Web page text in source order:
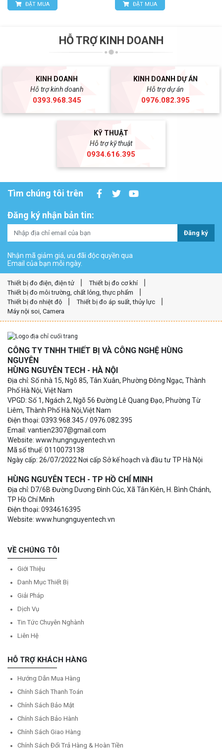
ĐẶT MUA ĐẶT MUA
HỖ TRỢ KINH DOANH
KINH DOANH
Hỗ trợ kinh doanh
0393.968.345
KINH DOANH DỰ ÁN
Hỗ trợ dự án
0976.082.395
KỸ THUẬT
Hỗ trợ kỹ thuật
0934.616.395
Tìm chúng tôi trên
Đăng ký nhận bản tin:
Đăng ký
Nhận mã giảm giá, ưu đãi độc quyền qua
Email của bạn mỗi ngày.
Thiết bị đo điện, điện tử
Thiết bị đo cơ khí
Thiết bị đo môi trường, chất lỏng, thực phẩm
Thiết bị đo nhiệt độ
Thiết bị đo áp suất, thủy lực
Máy nội soi, Camera
CÔNG TY TNHH THIẾT BỊ VÀ CÔNG NGHỆ HÙNG
NGUYÊN
HÙNG NGUYÊN TECH - HÀ NỘI
Địa chỉ: Số nhà 15, Ngõ 85, Tân Xuân, Phường Đông Ngạc, Thành
Phố Hà Nội, Việt Nam
VPGD: Số 1, Ngách 2, Ngõ 56 Đường Lê Quang Đạo, Phường Từ
Liêm, Thành Phố Hà Nội,Việt Nam
Điện thoại: 0393.968.345 / 0976.082.395
Email: vantien2307@gmail.com
Website: www.hungnguyentech.vn
Mã số thuế: 0110073138
Ngày cấp: 26/07/2022 Nơi cấp Sở kế hoạch và đầu tư TP Hà Nội
HÙNG NGUYÊN TECH - TP HỒ CHÍ MINH
Địa chỉ: D7/6B Đường Dương Đình Cúc, Xã Tân Kiên, H. Bình Chánh,
TP Hồ Chí Minh
Điện thoại: 0934616395
Website: www.hungnguyentech.vn
VỀ CHÚNG TÔI
Giới Thiệu
Danh Mục Thiết Bị
Giải Pháp
Dịch Vụ
Tin Tức Chuyên Nghành
Liên Hệ
HỖ TRỢ KHÁCH HÀNG
Hướng Dẫn Mua Hàng
Chính Sách Thanh Toán
Chính Sách Bảo Mật
Chính Sách Bảo Hành
Chính Sách Giao Hàng
Chính Sách Đổi Trả Hàng & Hoàn Tiền